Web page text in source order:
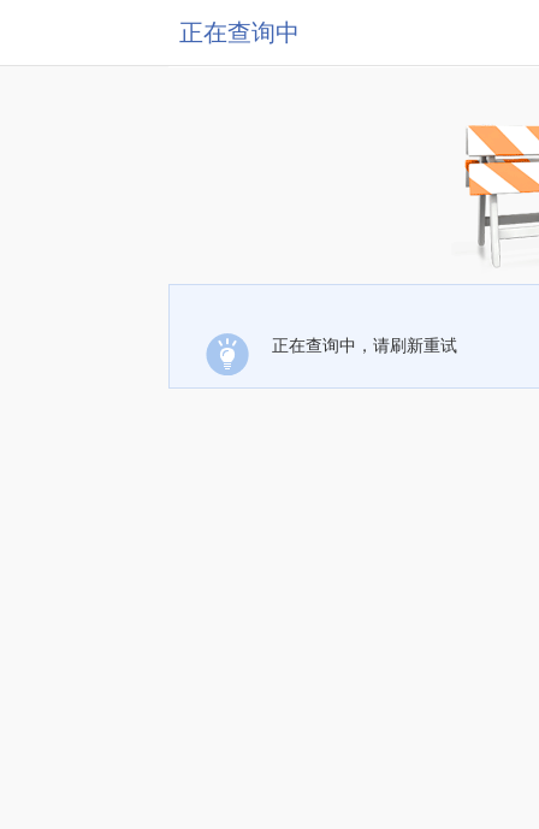
正在查询中
正在查询中，请刷新重试